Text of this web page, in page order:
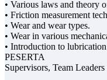
• Various laws and theory
• Friction measurement
• Wear and wear types.
• Wear in various
• Introduction to lubrication
PESERTA
Supervisors, Team